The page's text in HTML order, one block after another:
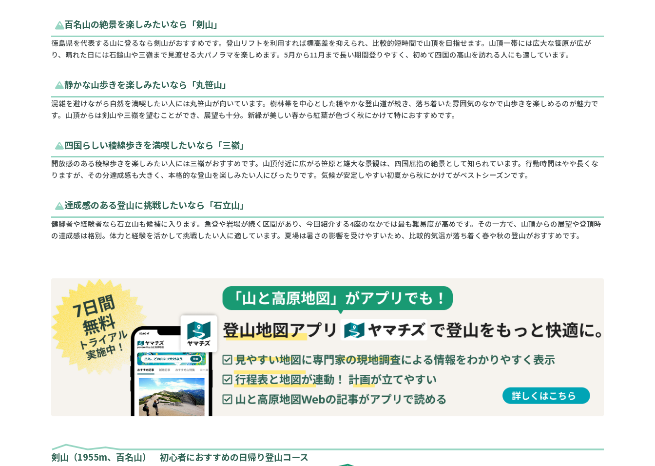
百名山の絶景を楽しみたいなら「剣山」
徳島県を代表する山に登るなら剣山がおすすめです。登山リフトを利用すれば標高差を抑えられ、比較的短時間で山頂を目指せます。山頂一帯には広大な笹原が広が
り、晴れた日には石鎚山や三嶺まで見渡せる大パノラマを楽しめます。5月から11月まで長い期間登りやすく、初めて四国の高山を訪れる人にも適しています。
静かな山歩きを楽しみたいなら「丸笹山」
混雑を避けながら自然を満喫したい人には丸笹山が向いています。樹林帯を中心とした穏やかな登山道が続き、落ち着いた雰囲気のなかで山歩きを楽しめるのが魅力で
す。山頂からは剣山や三嶺を望むことができ、展望も十分。新緑が美しい春から紅葉が色づく秋にかけて特におすすめです。
四国らしい稜線歩きを満喫したいなら「三嶺」
開放感のある稜線歩きを楽しみたい人には三嶺がおすすめです。山頂付近に広がる笹原と雄大な景観は、四国屈指の絶景として知られています。行動時間はやや長くな
りますが、その分達成感も大きく、本格的な登山を楽しみたい人にぴったりです。気候が安定しやすい初夏から秋にかけてがベストシーズンです。
達成感のある登山に挑戦したいなら「石立山」
健脚者や経験者なら石立山も候補に入ります。急登や岩場が続く区間があり、今回紹介する4座のなかでは最も難易度が高めです。その一方で、山頂からの展望や登頂時
の達成感は格別。体力と経験を活かして挑戦したい人に適しています。夏場は暑さの影響を受けやすいため、比較的気温が落ち着く春や秋の登山がおすすめです。
剣山（1955m、百名山） 初心者におすすめの日帰り登山コース